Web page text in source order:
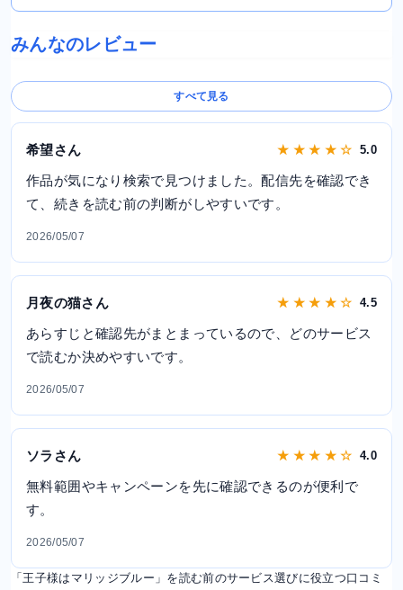
みんなのレビュー
すべて見る
希望さん ★ ★ ★ ★ ☆ 5.0
作品が気になり検索で見つけました。配信先を確認でき
て、続きを読む前の判断がしやすいです。
2026/05/07
月夜の猫さん ★ ★ ★ ★ ☆ 4.5
あらすじと確認先がまとまっているので、どのサービス
で読むか決めやすいです。
2026/05/07
ソラさん ★ ★ ★ ★ ☆ 4.0
無料範囲やキャンペーンを先に確認できるのが便利で
す。
2026/05/07
「王子様はマリッジブルー」を読む前のサービス選びに役立つ口コミ